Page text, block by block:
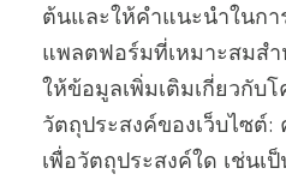
ต้นและให้คำแนะนำในกา
แพลตฟอร์มที่เหมาะสมส
ให้ข้อมูลเพิ่มเติมเกี่ยวกับ
วัตถุประสงค์ของเว็บไซต์
เพื่อวัตถุประสงค์ใด เช่นเ